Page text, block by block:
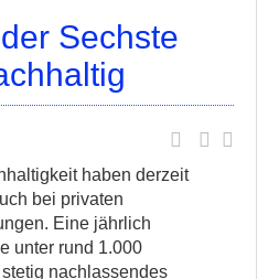
Sechste
haben derzeit
bei privaten
Eine jährlich
unter rund 1.000
nachlassendes